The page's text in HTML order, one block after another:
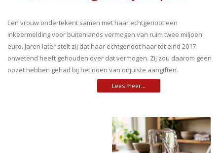
Een vrouw ondertekent samen met haar echtgenoot een
inkeermelding voor buitenlands vermogen van ruim twee miljoen
euro. Jaren later stelt zij dat haar echtgenoot haar tot eind 2017
onwetend heeft gehouden over dat vermogen. Zij zou daarom geen
opzet hebben gehad bij het doen van onjuiste aangiften.